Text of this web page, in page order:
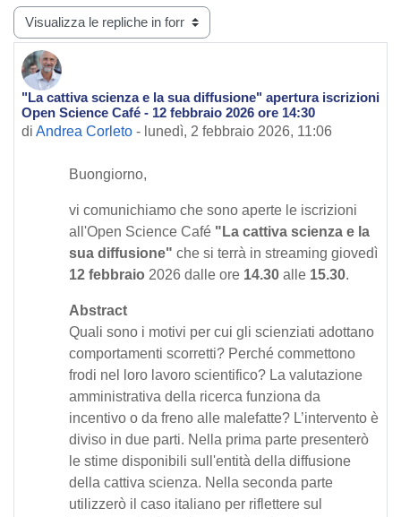
Modalità visualizzazione
"La cattiva scienza e la sua diffusione" apertura iscrizioni
Open Science Café - 12 febbraio 2026 ore 14:30
di Andrea Corleto - lunedì, 2 febbraio 2026, 11:06
Numero di risposte: 0
Buongiorno,
vi comunichiamo che sono aperte le iscrizioni
all'Open Science Café "La cattiva scienza e la
sua diffusione" che si terrà in streaming giovedì
12 febbraio 2026 dalle ore 14.30 alle 15.30.
Abstract
Quali sono i motivi per cui gli scienziati adottano
comportamenti scorretti? Perché commettono
frodi nel loro lavoro scientifico? La valutazione
amministrativa della ricerca funziona da
incentivo o da freno alle malefatte? L’intervento è
diviso in due parti. Nella prima parte presenterò
le stime disponibili sull'entità della diffusione
della cattiva scienza. Nella seconda parte
utilizzerò il caso italiano per riflettere sul